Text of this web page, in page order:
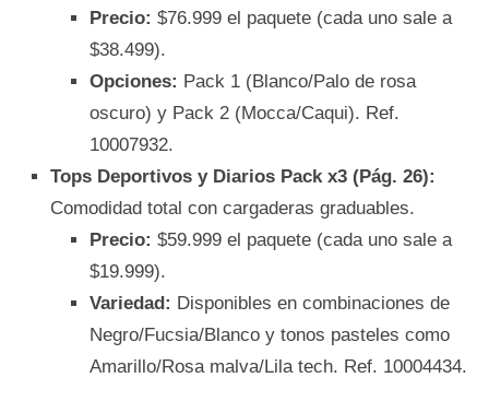
Precio: $76.999 el paquete (cada uno sale a
$38.499).
Opciones: Pack 1 (Blanco/Palo de rosa
oscuro) y Pack 2 (Mocca/Caqui). Ref.
10007932.
Tops Deportivos y Diarios Pack x3 (Pág. 26):
Comodidad total con cargaderas graduables.
Precio: $59.999 el paquete (cada uno sale a
$19.999).
Variedad: Disponibles en combinaciones de
Negro/Fucsia/Blanco y tonos pasteles como
Amarillo/Rosa malva/Lila tech. Ref. 10004434.